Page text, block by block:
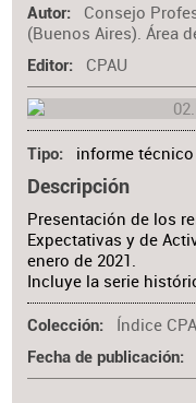
Autor
Consejo
(Buenos Aires). Área
Editor CPAU
Tipo informe técnico
Descripción
Presentación de los
Expectativas y de
enero de 2021.
Incluye la serie
Colección Índice
Fecha de publicación